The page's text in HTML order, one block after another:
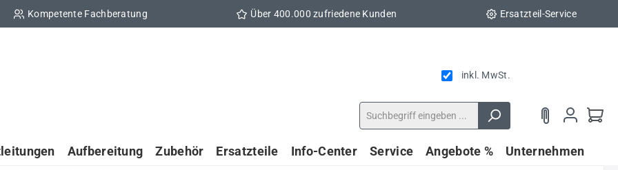
Kompetente Fachberatung Über 400.000 zufriedene Kunden Ersatzteil-Service
inkl. MwSt.
Aufbereitung Zubehör Ersatzteile Info-Center Service Angebote % Unternehmen